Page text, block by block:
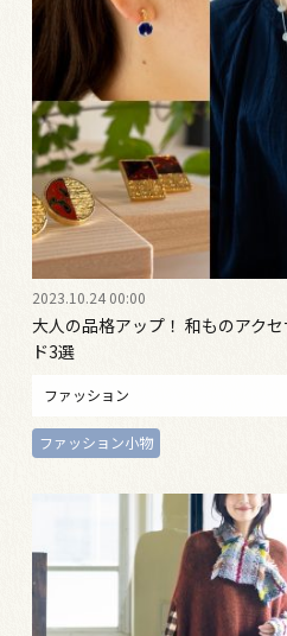
2023.10.24 00:00
大人の品格アップ！ 和ものアク
ド3選
ファッション
ファッション小物